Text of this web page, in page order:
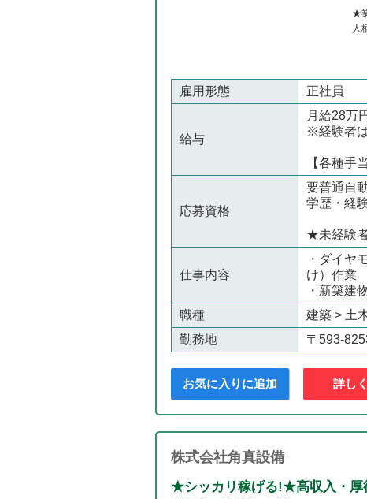
★
人
雇用形態 正社員
給与
月給28万
※経験者
【各種手
応募資格
要普通自
学歴・経
★未経験
仕事内容
・ダイヤ
け）作業
・新築建
職種
建築 > 土
勤務地
〒593-
お気に入りに追加 詳し
株式会社角真設備
★シッカリ稼げる!★高収入・厚